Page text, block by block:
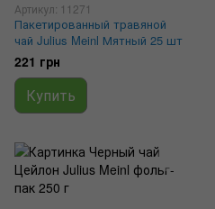
Артикул: 11271
Пакетированный травяной
чай Julius Meinl Мятный 25 шт
221 грн
Купить